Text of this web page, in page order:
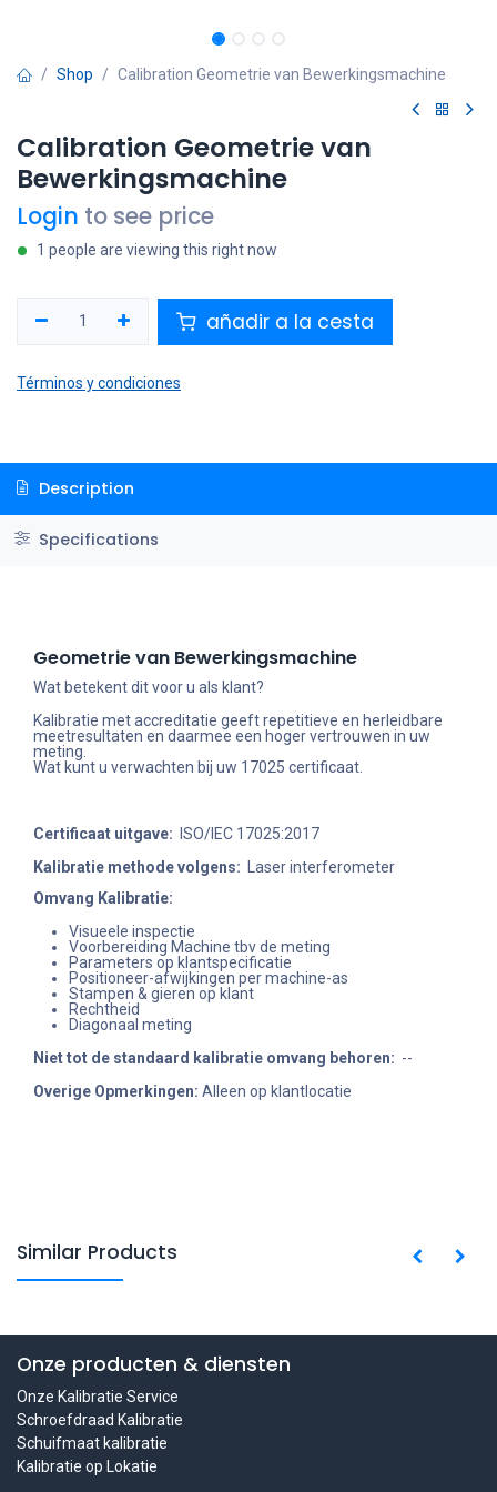
Shop Calibration Geometrie van Bewerkingsmachine
Calibration Geometrie van
Bewerkingsmachine
Login to see price
1 people are viewing this right now
añadir a la cesta
Términos y condiciones
Description
Specifications
Geometrie van Bewerkingsmachine
Wat betekent dit voor u als klant?
Kalibratie met accreditatie geeft repetitieve en herleidbare
meetresultaten en daarmee een hoger vertrouwen in uw
meting.
Wat kunt u verwachten bij uw 17025 certificaat.
Certificaat uitgave: ISO/IEC 17025:2017
Kalibratie methode volgens: Laser interferometer
Omvang Kalibratie:
Visueele inspectie
Voorbereiding Machine tbv de meting
Parameters op klantspecificatie
Positioneer-afwijkingen per machine-as
Stampen & gieren op klant
Rechtheid
Diagonaal meting
Niet tot de standaard kalibratie omvang behoren: --
Overige Opmerkingen: Alleen op klantlocatie
Similar Products
Onze producten & diensten
Onze Kalibratie Service
Schroefdraad Kalibratie
Schuifmaat kalibratie
Kalibratie op Lokatie